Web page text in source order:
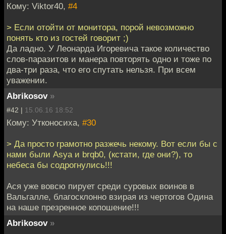
Кому: Viktor40, #4
> Если отойти от монитора, порой невозможно
понять кто из гостей говорит ;)
Да ладно. У Леонарда Игоревича такое количество
слов-паразитов и манера повторять одно и тоже по
два-три раза, что его спутать нельзя. При всем
уважении.
Abrikosov »
#42 | 15.06.16 18:52
Кому: Утконосиха, #30
> Да просто грамотно разжечь некому. Вот если бы с
нами были Asya и brqb0, (кстати, где они?), то
небеса бы содрогнулись!!!
Ася уже вовсю пирует среди суровых воинов в
Вальгалле, благосклонно взирая из чертогов Одина
на наше презренное копошение!!!
Abrikosov »